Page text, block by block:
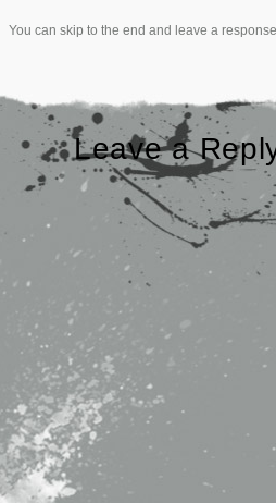
You can skip to the end and leave a
Leave a